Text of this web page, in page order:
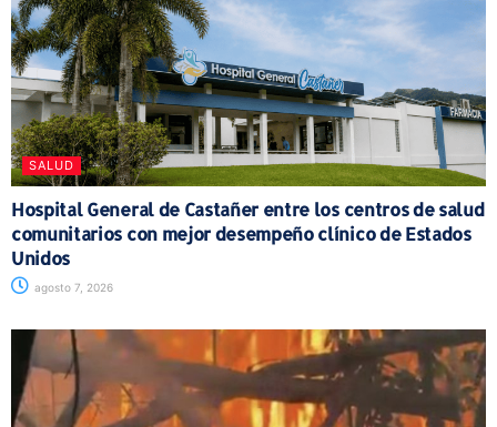
SALUD
Hospital General de Castañer entre los centros de salud
comunitarios con mejor desempeño clínico de Estados
Unidos
agosto 7, 2026